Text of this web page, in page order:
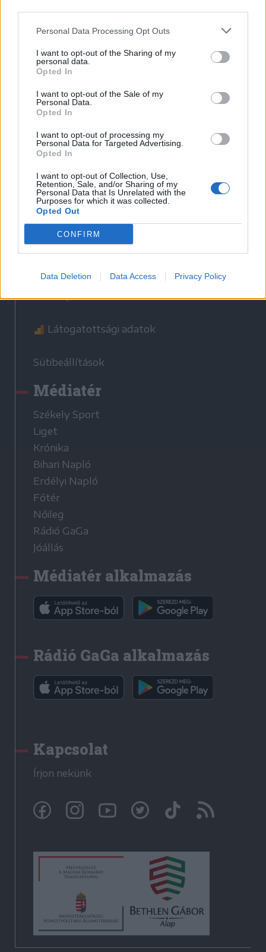
Personal Data Processing Opt Outs
I want to opt-out of the Sharing of my
personal data.
Opted In
I want to opt-out of the Sale of my
Personal Data.
Opted In
I want to opt-out of processing my
Personal Data for Targeted Advertising.
Opted In
I want to opt-out of Collection, Use,
Retention, Sale, and/or Sharing of my
Personal Data that Is Unrelated with the
Purposes for which it was collected.
Opted Out
CONFIRM
Data Deletion Data Access Privacy Policy
Korábbi cikkek betöltése
Hasznos
Impresszum
Szerzői jogok
Adatvédelmi tájékoztató
Cookie-kezelési tájékoztató
Hozzászólási szabályzat
Székely Hírmondó archívuma
Médiaajánlat
Látogatottsági adatok
Sütibeállítások
Médiatér
Székely Sport
Liget
Krónika
Bihari Napló
Erdélyi Napló
Főtér
Nőileg
Rádió GaGa
Jóállás
Médiatér alkalmazás
Rádió GaGa alkalmazás
Kapcsolat
Írjon nekünk